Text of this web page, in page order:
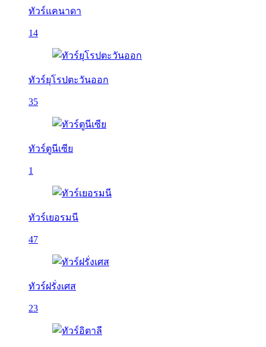
ทัวร์แคนาดา
14
ทัวร์ยุโรปตะวันออก
35
ทัวร์ตูนีเซีย
1
ทัวร์เยอรมนี
47
ทัวร์ฝรั่งเศส
23